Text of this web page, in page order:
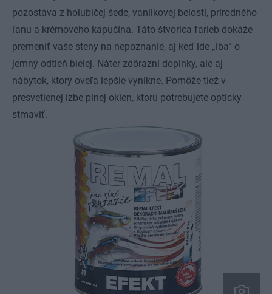
pozostáva z holubičej šede, vanilkovej belosti, prírodného
ľanu a krémového kapučína. Táto štvorica farieb dokáže
premeniť vaše steny na nepoznanie, aj keď ide „iba“ o
jemný odtieň bielej. Náter zdôrazní doplnky, ale aj
nábytok, ktorý oveľa lepšie vynikne. Pomôže tiež v
presvetlenej izbe plnej okien, ktorú potrebujete opticky
stmaviť.